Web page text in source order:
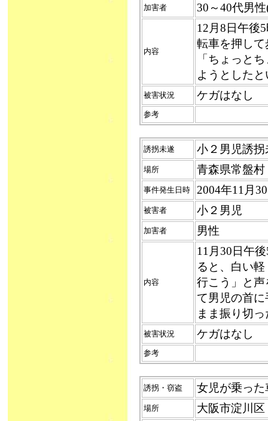
加害者 30～40代男
内容
12月8日午後
転車を押し
「ちょっと
ようとした
被害状況 ケガはなし
参考
誘拐未遂 小２男児誘拐
場所 青森県常盤
事件発生日時 2004年11月
被害者 小２男児
加害者 男性
内容
11月30日午
ると、白い
行こう」と
て男児の首
まま振り切
被害状況 ケガはなし
参考
誘拐・窃盗 女児が乗った
場所 大阪市淀川